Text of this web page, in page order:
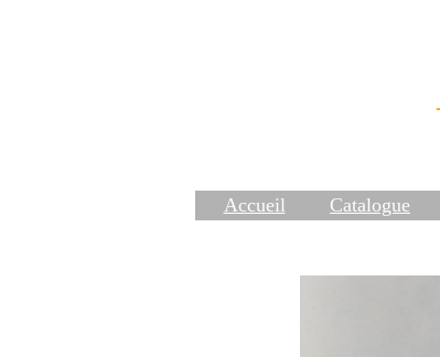
Accueil Catalogue